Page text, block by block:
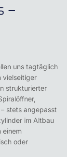
–
uns tagtäglich
vielseitiger
strukturierter
stets angepasst
im Altbau
einem
oder